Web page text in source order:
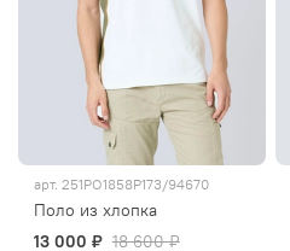
арт. 251PO1858P173/94670
Поло из хлопка
13 000 ₽ 18 600 ₽